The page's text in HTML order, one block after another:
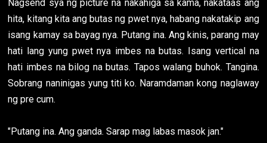
Nagsend sya ng picture na nakahiga sa kama, nakataas ang
hita, kitang kita ang butas ng pwet nya, habang nakatakip ang
isang kamay sa bayag nya. Putang ina. Ang kinis, parang may
hati lang yung pwet nya imbes na butas. Isang vertical na
hati imbes na bilog na butas. Tapos walang buhok. Tangina.
Sobrang naninigas yung titi ko. Naramdaman kong naglaway
ng pre cum.
"Putang ina. Ang ganda. Sarap mag labas masok jan."